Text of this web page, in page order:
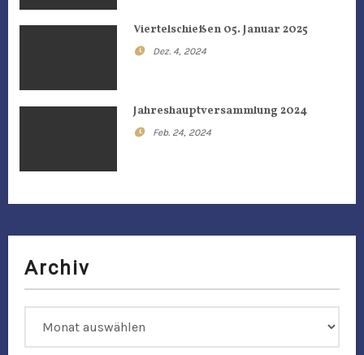
a
i
a
t
i
o
n
Viertelschießen 05. Januar 2025
Dez. 4, 2024
Jahreshauptversammlung 2024
Feb. 24, 2024
Archiv